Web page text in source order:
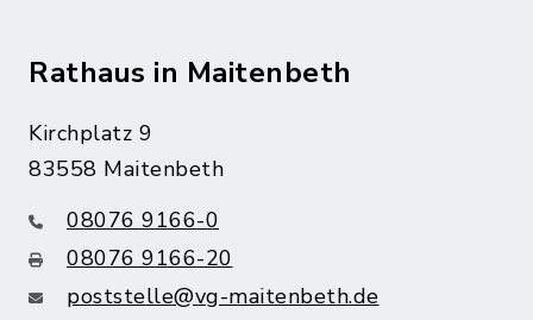
Rathaus in Maitenbeth
Kirchplatz 9
83558 Maitenbeth
08076 9166-0
08076 9166-20
poststelle@vg-maitenbeth.de